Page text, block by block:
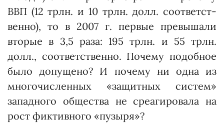
ВВП (12 трлн. и 10 трлн. долл. соответст­
венно), то в 2007 г. первые превышали
вторые в 3,5 раза: 195 трлн. и 55 трлн.
долл., соответственно. Почему подобное
было допущено? И почему ни одна из
многочисленных «защитных систем»
западного общества не среагировала на
рост фиктивного «пузыря»?